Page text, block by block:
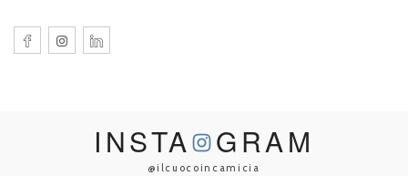
INSTA GRAM
@ilcuocoincamicia